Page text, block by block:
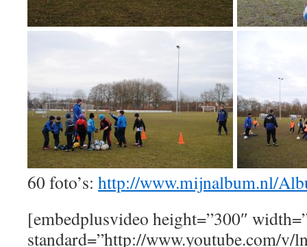
60 foto’s: http://www.mijnalbum.nl/
[embedplusvideo height=”300″
standard=”http://www.youtube.com/v/